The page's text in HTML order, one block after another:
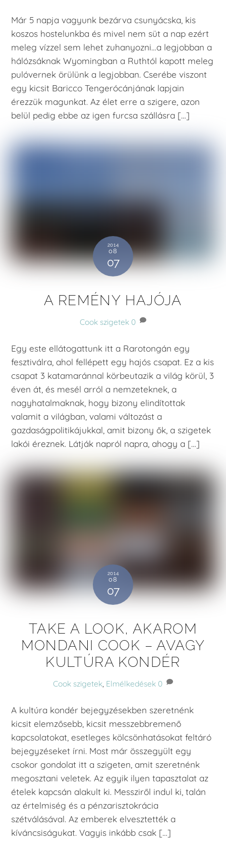
Már 5 napja vagyunk bezárva csunyácska, kis
koszos hostelunkba és mivel nem süt a nap ezért
meleg vízzel sem lehet zuhanyozni…a legjobban a
hálózsáknak Wyomingban a Ruthtól kapott meleg
pulóvernek örülünk a legjobban. Cserébe viszont
egy kicsit Baricco Tengerócánjának lapjain
érezzük magunkat. Az élet erre a szigere, azon
belül pedig ebbe az igen furcsa szállásra […]
2014
08
07
A REMÉNY HAJÓJA
Cook szigetek 0
Egy este ellátogattunk itt a Rarotongán egy
fesztiválra, ahol fellépett egy hajós csapat. Ez a kis
csapat 3 katamaránnal körbeutazik a világ körül, 3
éven át, és mesél arról a nemzeteknek, a
nagyhatalmaknak, hogy bizony elindítottak
valamit a világban, valami változást a
gazdaságpolitikájukkal, amit bizony ők, a szigetek
lakói éreznek. Látják napról napra, ahogy a […]
2014
08
07
TAKE A LOOK, AKAROM
MONDANI COOK – AVAGY
KULTÚRA KONDÉR
Cook szigetek, Elmélkedések 0
A kultúra kondér bejegyzésekben szeretnénk
kicsit elemzősebb, kicsit messzebbremenő
kapcsolatokat, esetleges kölcsönhatásokat feltáró
bejegyzéseket írni. Most már összegyült egy
csokor gondolat itt a szigeten, amit szeretnénk
megosztani veletek. Az egyik ilyen tapasztalat az
ételek kapcsán alakult ki. Messziről indul ki, talán
az értelmiség és a pénzarisztokrácia
szétválásával. Az emberek elvesztették a
kíváncsiságukat. Vagyis inkább csak […]